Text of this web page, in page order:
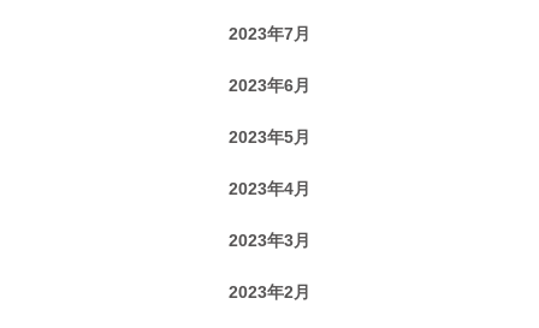
2023年7月
2023年6月
2023年5月
2023年4月
2023年3月
2023年2月